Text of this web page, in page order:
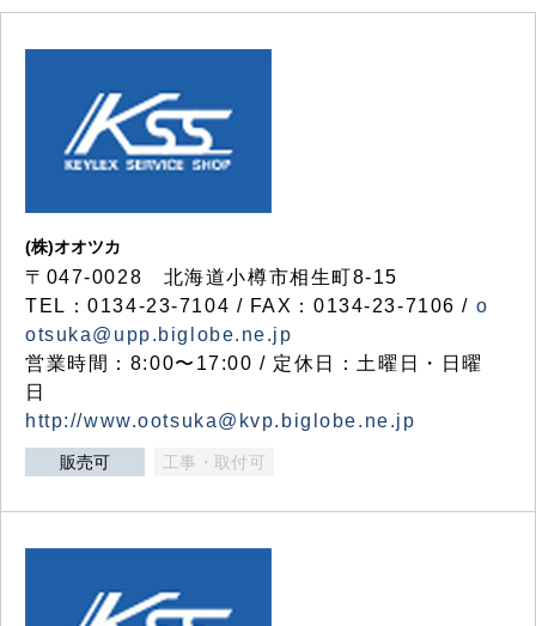
(株)オオツカ
〒047-0028 北海道小樽市相生町8-15
TEL：0134-23-7104 / FAX：0134-23-7106 / o
otsuka@upp.biglobe.ne.jp
営業時間：8:00〜17:00 / 定休日：土曜日・日曜
日
http://www.ootsuka@kvp.biglobe.ne.jp
販売可 工事・取付可